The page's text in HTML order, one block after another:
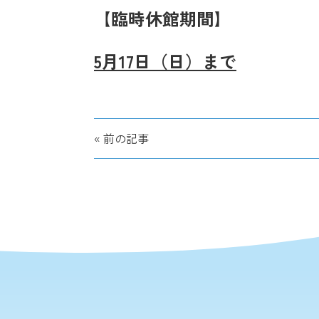
【臨時休館期間】
5月17日（日）まで
« 前の記事